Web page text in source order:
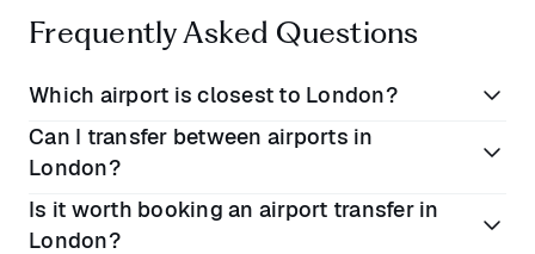
Frequently Asked Questions
Which airport is closest to London?
London has several major airports, each at varying
distances from the centre. Here are the distances of
all the main London airports to central London:
Can I transfer between airports in
London?
Transferring between airports in London can be a bit
Is it worth booking an airport transfer in
London?